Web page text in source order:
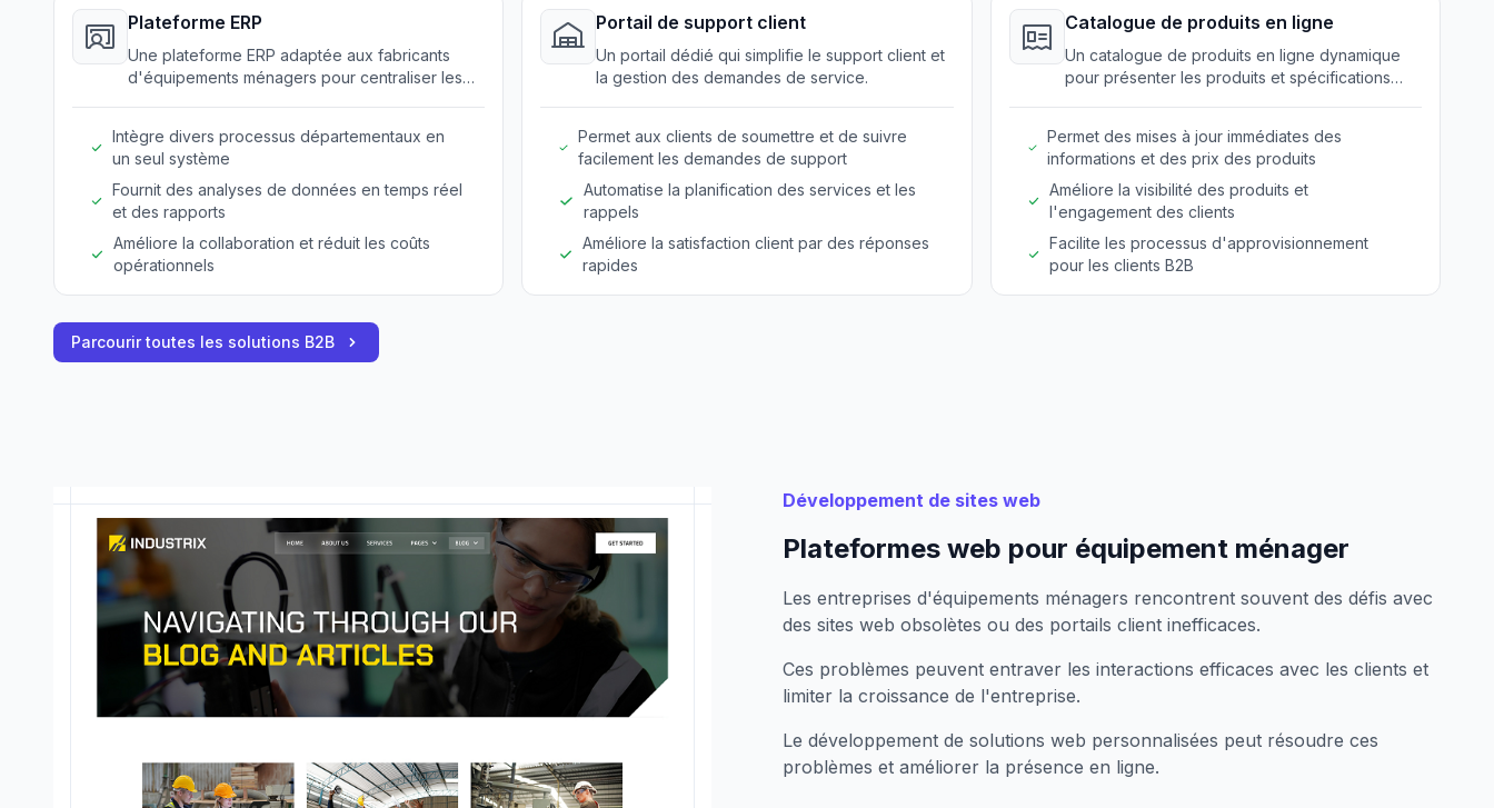
Plateforme ERP
Une plateforme ERP adaptée aux fabricants
d'équipements ménagers pour centraliser les
Intègre divers processus départementaux en
un seul système
Fournit des analyses de données en temps réel
et des rapports
Améliore la collaboration et réduit les coûts
opérationnels
Portail de support client
Un portail dédié qui simplifie le support client et
la gestion des demandes de service.
Permet aux clients de soumettre et de suivre
facilement les demandes de support
Automatise la planification des services et les
rappels
Améliore la satisfaction client par des réponses
rapides
Catalogue de produits en ligne
Un catalogue de produits en ligne dynamique
pour présenter les produits et spécifications
Permet des mises à jour immédiates des
informations et des prix des produits
Améliore la visibilité des produits et
l'engagement des clients
Facilite les processus d'approvisionnement
pour les clients B2B
Parcourir toutes les solutions B2B
Développement de sites web
Plateformes web pour équipement ménager
Les entreprises d'équipements ménagers rencontrent souvent des défis avec
des sites web obsolètes ou des portails client inefficaces.
Ces problèmes peuvent entraver les interactions efficaces avec les clients et
limiter la croissance de l'entreprise.
Le développement de solutions web personnalisées peut résoudre ces
problèmes et améliorer la présence en ligne.